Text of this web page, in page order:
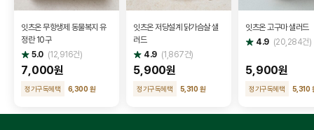
잇츠온 무항생제 동물복지 유
정란 10구
별
점
5.0 (12,916건)
7,000원
정기구독혜택 6,300 원
잇츠온 저당설계 닭가슴살 샐
러드
별
점
4.9 (1,867건)
5,900원
정기구독혜택 5,310 원
잇츠온 고구마 샐러드
별
점
4.9 (20,284건)
5,900원
정기구독혜택 5,310